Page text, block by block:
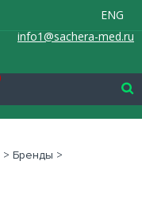
ENG
info1@sachera-med.ru
> Бренды >